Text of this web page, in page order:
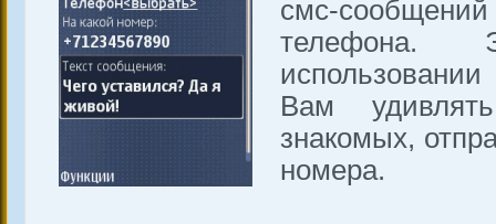
смс-
Вам
знакомых,
номера.